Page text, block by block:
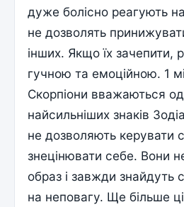
дуже болісно реагують
не дозволять
інших. Якщо їх зачепити,
гучною та емоційною. 1
Скорпіони вважаються
найсильніших знаків
не дозволяють керувати
знецінювати себе. Вони
образ і завжди знайдуть
на неповагу. Ще більше